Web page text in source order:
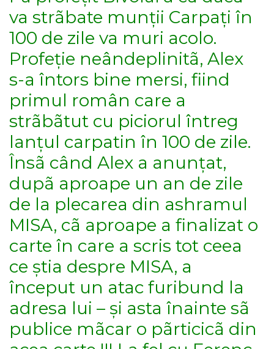
va strãbate munții Carpați în
100 de zile va muri acolo.
Profeție neândeplinitã, Alex
s-a întors bine mersi, fiind
primul român care a
strãbãtut cu piciorul întreg
lanțul carpatin în 100 de zile.
Însã când Alex a anunțat,
dupã aproape un an de zile
de la plecarea din ashramul
MISA, cã aproape a finalizat o
carte în care a scris tot ceea
ce știa despre MISA, a
început un atac furibund la
adresa lui – și asta înainte sã
publice mãcar o pãrticicã din